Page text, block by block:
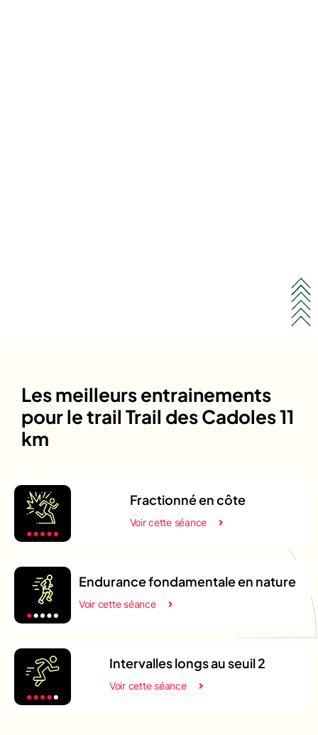
Les meilleurs entrainements
pour le trail Trail des Cadoles 11
km
Fractionné en côte
Voir cette séance
Endurance fondamentale en nature
Voir cette séance
Intervalles longs au seuil 2
Voir cette séance